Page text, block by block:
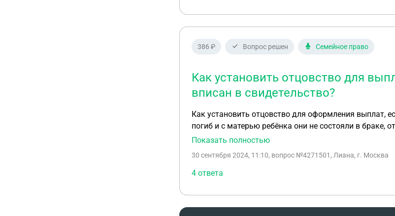
386 ₽ Вопрос решен Семейное право
Как установить отцовство для
вписан в свидетельство?
Как установить отцовство для оформления выплат,
погиб и с матерью ребёнка они не состояли в браке,
претендовать на выплату? А так же у него есть
Показать полностью
30 сентября 2024, 11:10, вопрос №4271501, Лиана, г. Москва
4 ответа